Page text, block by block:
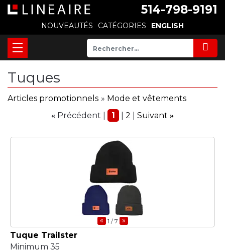
514-798-9191
NOUVEAUTÉS CATÉGORIES ENGLISH
Tuques
Articles promotionnels » Mode et vêtements
« Précédent 1 2 Suivant »
« 1 / 7 »
Tuque Trailster
Minimum 35